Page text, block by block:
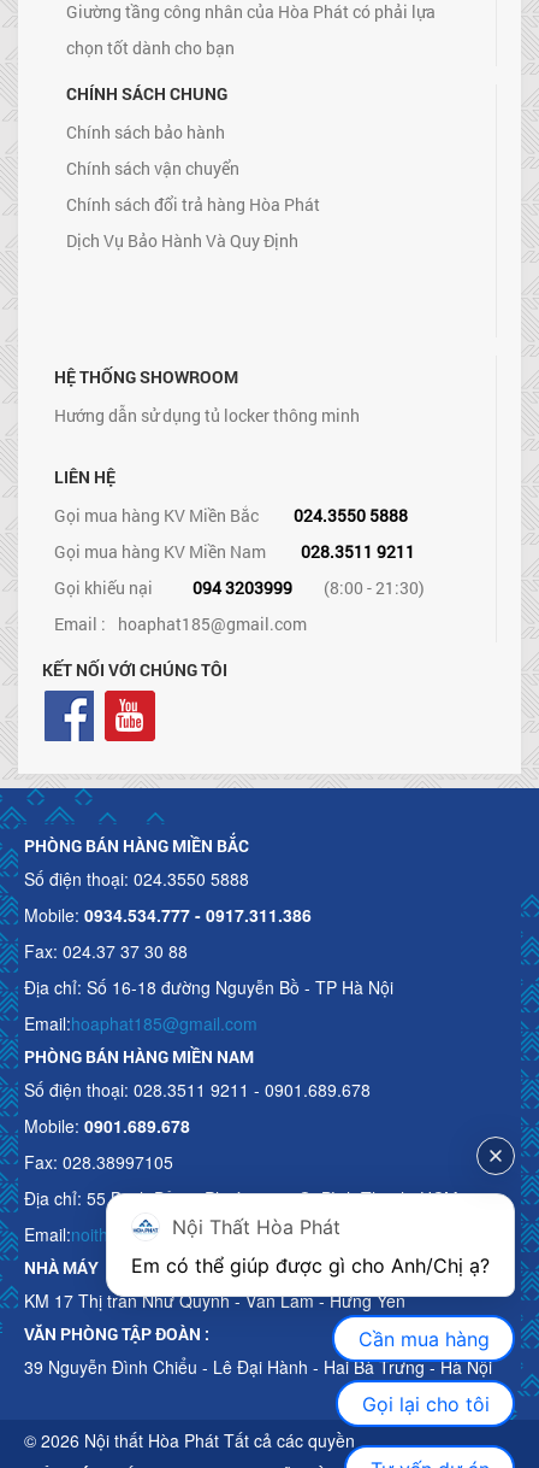
Giường tầng công nhân của Hòa Phát có phải lựa
chọn tốt dành cho bạn
CHÍNH SÁCH CHUNG
Chính sách bảo hành
Chính sách vận chuyển
Chính sách đổi trả hàng Hòa Phát
Dịch Vụ Bảo Hành Và Quy Định
HỆ THỐNG SHOWROOM
Hướng dẫn sử dụng tủ locker thông minh
LIÊN HỆ
Gọi mua hàng KV Miền Bắc
024.3550 5888
Gọi mua hàng KV Miền Nam
028.3511 9211
Gọi khiếu nại
094 3203999
(8:00 - 21:30)
Email : hoaphat185@gmail.com
KẾT NỐI VỚI CHÚNG TÔI
PHÒNG BÁN HÀNG MIỀN BẮC
Số điện thoại: 024.3550 5888
Mobile: 0934.534.777 - 0917.311.386
Fax: 024.37 37 30 88
Địa chỉ: Số 16-18 đường Nguyễn Bồ - TP Hà Nội
Email:hoaphat185@gmail.com
PHÒNG BÁN HÀNG MIỀN NAM
Số điện thoại: 028.3511 9211 - 0901.689.678
Mobile: 0901.689.678
Fax: 028.38997105
Địa chỉ: 55 Bạch Đằng, Phường 15, Q. Bình Thạnh, HCM
Email:noithathoaphattot@gmail.com
NHÀ MÁY
KM 17 Thị trấn Như Quỳnh - Văn Lâm - Hưng Yên
VĂN PHÒNG TẬP ĐOÀN :
39 Nguyễn Đình Chiểu - Lê Đại Hành - Hai Bà Trưng - Hà Nội
© 2026 Nội thất Hòa Phát Tất cả các quyền
Nội Thất Hòa Phát
Cần mua hàng
Gọi lại cho tôi